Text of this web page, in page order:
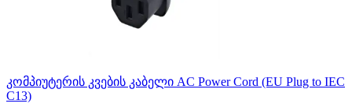
კომპიუტერის კვების კაბელი AC Power Cord (EU Plug to IEC
C13)